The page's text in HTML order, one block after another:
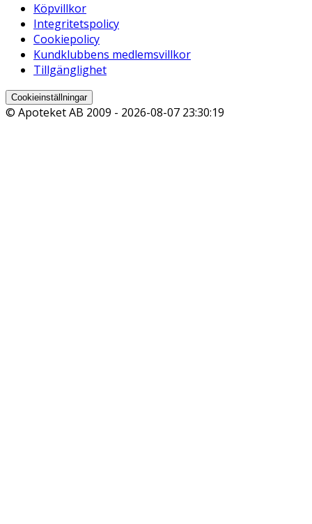
Köpvillkor
Integritetspolicy
Cookiepolicy
Kundklubbens medlemsvillkor
Tillgänglighet
Cookieinställningar
© Apoteket AB 2009 - 2026-08-07 23:30:19